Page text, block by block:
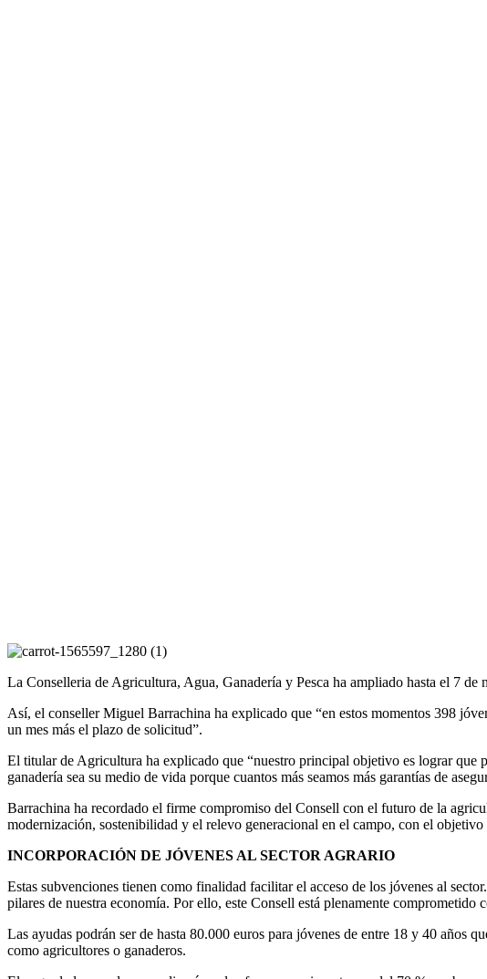
La Conselleria de Agricultura, Agua, Ganadería y Pesca ha ampliado hasta el 7
Así, el conseller Miguel Barrachina ha explicado que “en estos momentos 398
un mes más el plazo de solicitud”.
El titular de Agricultura ha explicado que “nuestro principal objetivo es lograr que
ganadería sea su medio de vida porque cuantos más seamos más garantías de
Barrachina ha recordado el firme compromiso del Consell con el futuro de la
modernización, sostenibilidad y el relevo generacional en el campo, con el
INCORPORACIÓN DE JÓVENES AL SECTOR AGRARIO
Estas subvenciones tienen como finalidad facilitar el acceso de los jóvenes al
pilares de nuestra economía. Por ello, este Consell está plenamente comprometido
Las ayudas podrán ser de hasta 80.000 euros para jóvenes de entre 18 y 40 años
como agricultores o ganaderos.